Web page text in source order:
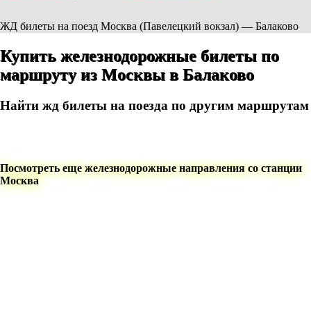
ЖД билеты на поезд Москва (Павелецкий вокзал) — Балаково
Купить железнодорожные билеты по
маршруту из Москвы в Балаково
Найти жд билеты на поезда по другим маршрутам
Посмотреть еще железнодорожные направления со станции
Москва